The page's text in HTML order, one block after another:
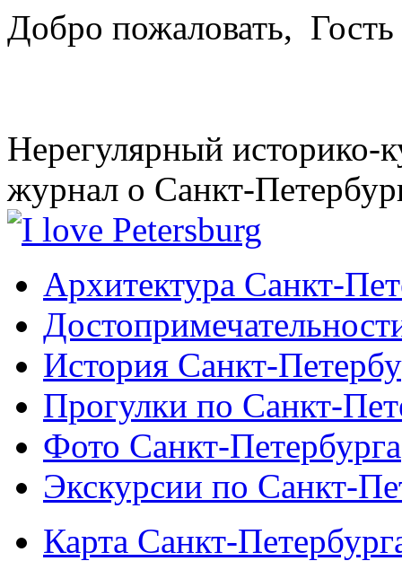
Добро пожаловать, Гость
Нерегулярный историко-
журнал о Санкт-
Архитектура Санкт-
История Санкт-
Прогулки по Санкт-
Фото Санкт-Петербурга
Экскурсии по Санкт-
Карта Санкт-